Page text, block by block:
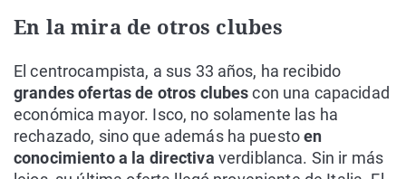
En la mira de otros clubes
El centrocampista, a sus 33 años, ha recibido
grandes ofertas de otros clubescon una capacidad
económica mayor. Isco, no solamente las ha
rechazado, sino que además ha puestoen
conocimiento a la directiva verdiblanca. Sin ir más